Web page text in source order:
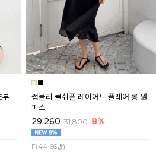
부
썸블리 쿨쉬폰 레이어드 플레어 롱 원
피스
29,260 31,800 8%
F(44-66반)